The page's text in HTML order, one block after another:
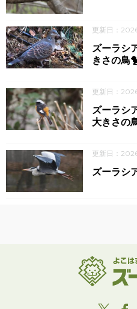
更新日：
ズーラシ
きさの鳥
更新日：
ズーラシ
大きさの
更新日：
ズーラシ